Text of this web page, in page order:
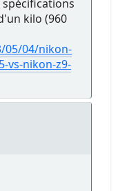
spécifications
kilo (960
05/04/nikon-
vs-nikon-z9-